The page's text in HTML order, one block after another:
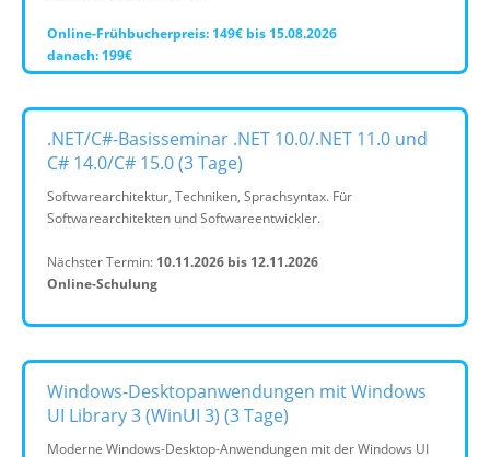
Online-Frühbucherpreis: 149€ bis 15.08.2026
danach: 199€
.NET/C#-Basisseminar .NET 10.0/.NET 11.0 und
C# 14.0/C# 15.0 (3 Tage)
Softwarearchitektur, Techniken, Sprachsyntax. Für
Softwarearchitekten und Softwareentwickler.
Nächster Termin: 10.11.2026 bis 12.11.2026
Online-Schulung
Windows-Desktopanwendungen mit Windows
UI Library 3 (WinUI 3) (3 Tage)
Moderne Windows-Desktop-Anwendungen mit der Windows UI